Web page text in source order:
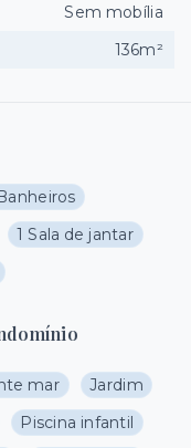
1 Sala de jantar
mar
Jardim
Piscina infantil
Sem mobília
136m²